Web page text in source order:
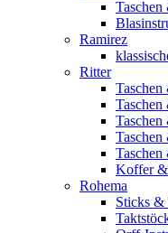
Ramirez
Ritter
Koffer &
Rohema
Sticks &